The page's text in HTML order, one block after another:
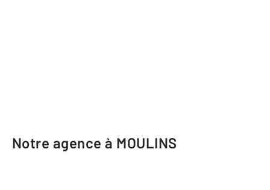
Notre agence à MOULINS